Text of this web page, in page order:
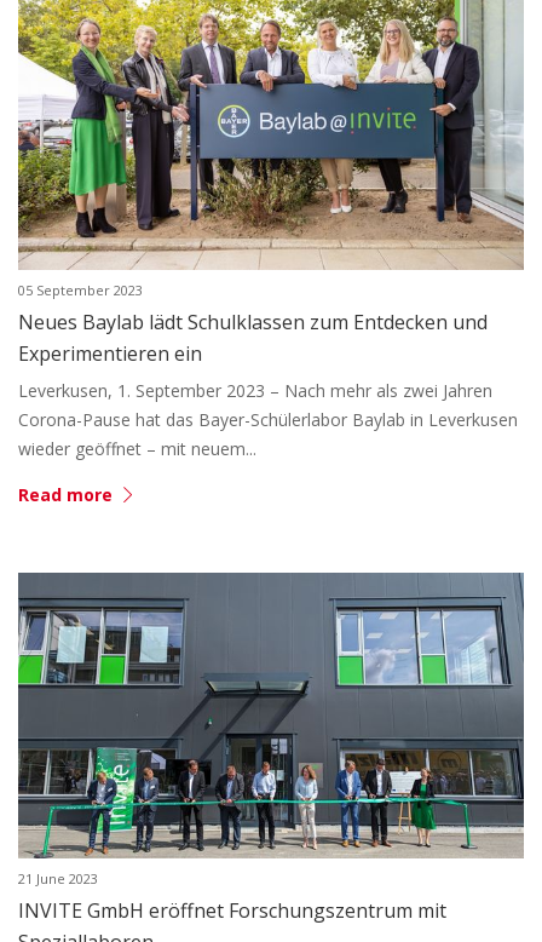
05 September 2023
Neues Baylab lädt Schulklassen zum Entdecken und
Experimentieren ein
Leverkusen, 1. September 2023 – Nach mehr als zwei Jahren
Corona-Pause hat das Bayer-Schülerlabor Baylab in Leverkusen
wieder geöffnet – mit neuem...
Read more
21 June 2023
INVITE GmbH eröffnet Forschungszentrum mit